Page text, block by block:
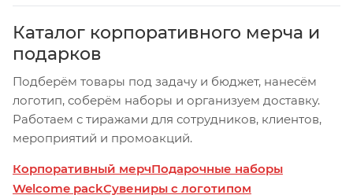
Каталог корпоративного мерча и
подарков
Подберём товары под задачу и бюджет, нанесём
логотип, соберём наборы и организуем доставку.
Работаем с тиражами для сотрудников, клиентов,
мероприятий и промоакций.
Корпоративный мерчПодарочные наборы
Welcome packСувениры с логотипом